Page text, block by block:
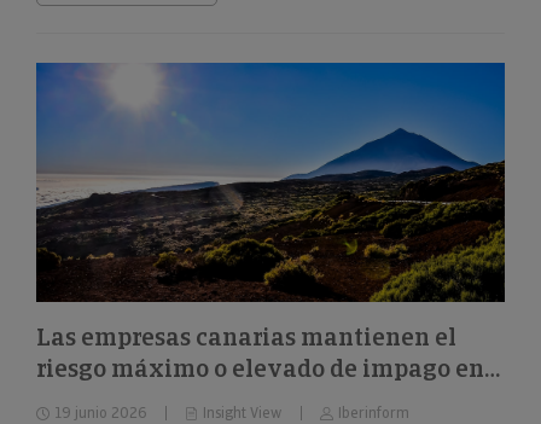
Las empresas canarias mantienen el
riesgo máximo o elevado de impago en
el 32%
19 junio 2026 Insight View Iberinform